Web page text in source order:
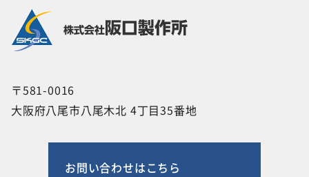
〒581-0016
大阪府八尾市八尾木北 4丁目35番地
お問い合わせはこちら